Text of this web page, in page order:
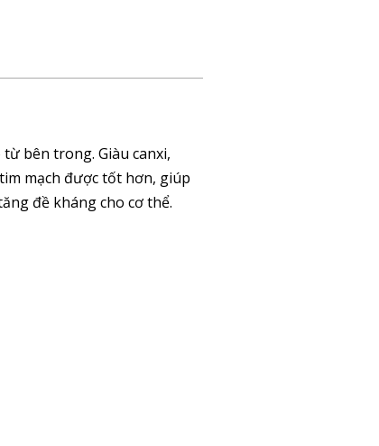
bên trong. Giàu canxi,
mạch được tốt hơn, giúp
đề kháng cho cơ thể.